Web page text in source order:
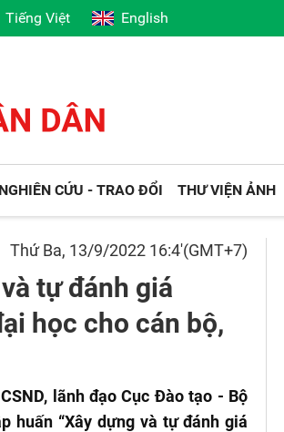
Tiếng Việt English
NGHIÊN CỨU - TRAO ĐỔI THƯ VIỆN ẢNH
Thứ Ba, 13/9/2022 16:4'(GMT+7)
tự đánh giá
học cho cán bộ,
lãnh đạo Cục Đào tạo - Bộ
huấn “Xây dựng và tự đánh giá